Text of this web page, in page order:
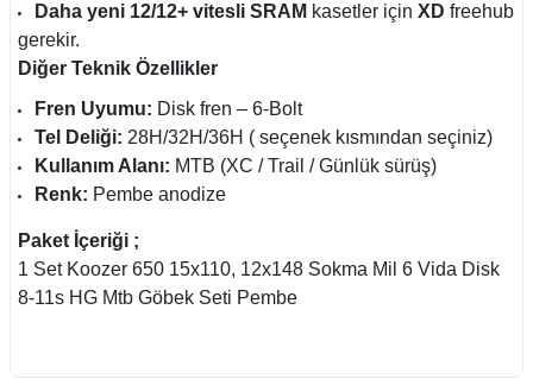
Daha yeni 12/12+ vitesli SRAM kasetler içinXD freehub
gerekir.
Diğer Teknik Özellikler
Fren Uyumu: Disk fren – 6-Bolt
Tel Deliği: 28H/32H/36H ( seçenek kısmından seçiniz)
Kullanım Alanı: MTB (XC / Trail / Günlük sürüş)
Renk: Pembe anodize
Paket İçeriği ;
1 Set Koozer 650 15x110, 12x148 Sokma Mil 6 Vida Disk
8-11s HG Mtb Göbek Seti Pembe